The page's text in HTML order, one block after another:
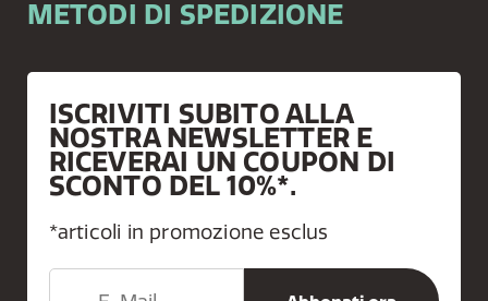
METODI DI SPEDIZIONE
ISCRIVITI SUBITO ALLA
NOSTRA NEWSLETTER E
RICEVERAI UN COUPON DI
SCONTO DEL 10%*.
*articoli in promozione esclus